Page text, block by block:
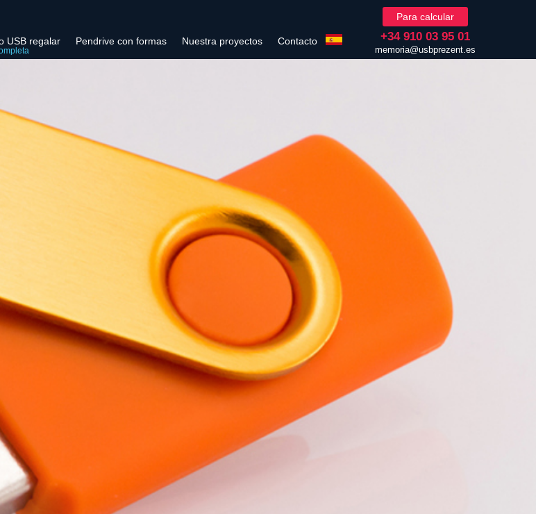
USB regalar Pendrive con formas Nuestra proyectos Contacto
Para calcular
+34 910 03 95 01
memoria@usbprezent.es